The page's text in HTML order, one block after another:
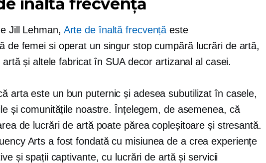
Jill Lehman, Arte de înaltă frecvență este
de femei si operat un singur stopcumpără lucrări de artă,
artă și altelefabricat în SUAdecor artizanal al casei.
arta este un bun puternic și adesea subutilizat în casele,
și comunitățile noastre. Înțelegem, de asemenea, că
de lucrări de artă poate părea copleșitoare și stresantă.
Arts a fost fondată cu misiunea de a crea experiențe
și spații captivante, cu lucrări de artă și servicii